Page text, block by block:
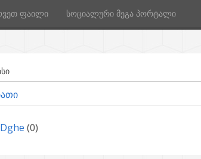
ფაილი სოციალური მეგა პორტალი
(0)